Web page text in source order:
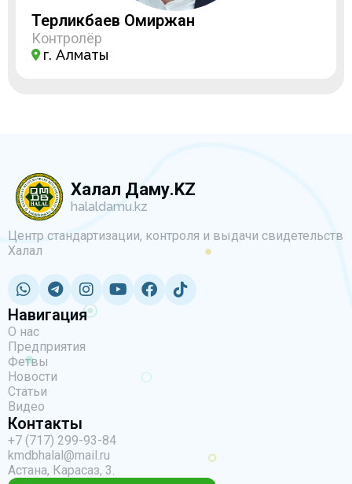
Терликбаев Омиржан
Контролёр
г. Алматы
Халал Даму.KZ
halaldamu.kz
Центр стандартизации, контроля и выдачи свидетельств
Халал
Навигация
О нас
Предприятия
Фетвы
Новости
Статьи
Видео
Контакты
+7 (717) 299-93-84
kmdbhalal@mail.ru
Астана, Карасаз, 3.